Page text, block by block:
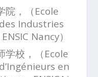
院，（Ecole
Industries
Nancy）
学校，（Ecole
en